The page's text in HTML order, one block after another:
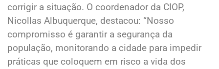
corrigir a situação. O coordenador da CIOP,
Nicollas Albuquerque, destacou: “Nosso
compromisso é garantir a segurança da
população, monitorando a cidade para impedir
práticas que coloquem em risco a vida dos